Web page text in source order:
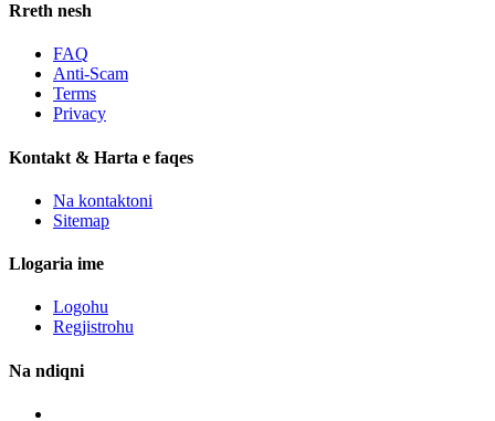
Rreth nesh
FAQ
Anti-Scam
Terms
Privacy
Kontakt & Harta e faqes
Na kontaktoni
Sitemap
Llogaria ime
Logohu
Regjistrohu
Na ndiqni